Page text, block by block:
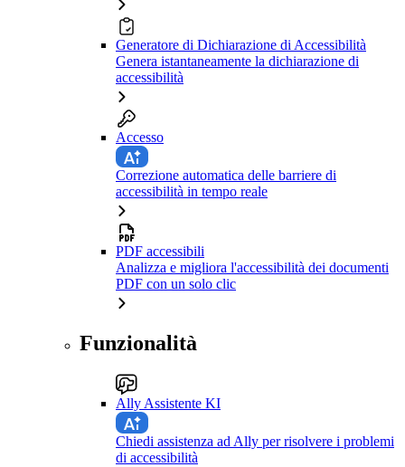
Generatore di Dichiarazione di Accessibilità
Genera istantaneamente la dichiarazione di
accessibilità
Accesso
Correzione automatica delle barriere di
accessibilità in tempo reale
PDF accessibili
Analizza e migliora l'accessibilità dei documenti
PDF con un solo clic
Funzionalità
Ally Assistente KI
Chiedi assistenza ad Ally per risolvere i problemi
di accessibilità